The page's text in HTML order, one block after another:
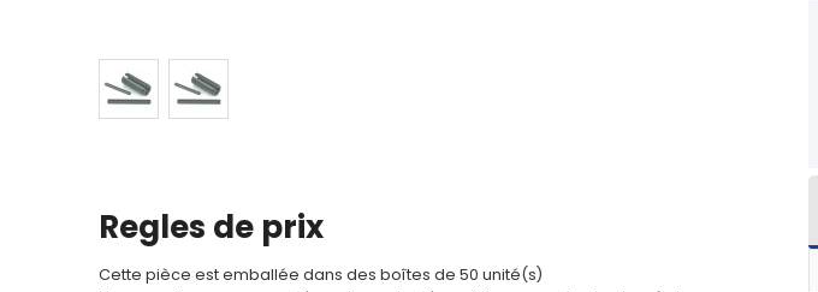
Regles de prix
Cette pièce est emballée dans des boîtes de 50 unité(s)